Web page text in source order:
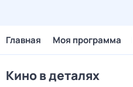
Главная Моя программа
Кино в деталях